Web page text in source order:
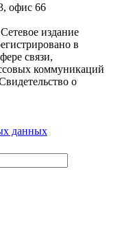
офис 66
издание
в
связи,
коммуникаций
о
данных